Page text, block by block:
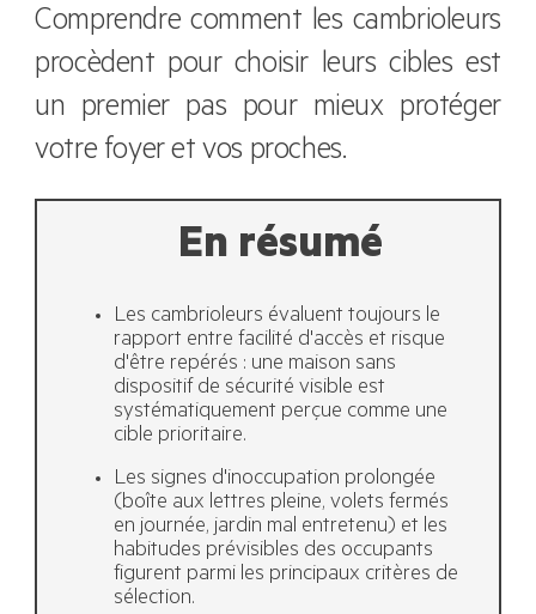
Comprendre comment les cambrioleurs
procèdent pour choisir leurs cibles est
un premier pas pour mieux protéger
votre foyer et vos proches.
En résumé
Les cambrioleurs évaluent toujours le
rapport entre facilité d'accès et risque
d'être repérés : une maison sans
dispositif de sécurité visible est
systématiquement perçue comme une
cible prioritaire.
Les signes d'inoccupation prolongée
(boîte aux lettres pleine, volets fermés
en journée, jardin mal entretenu) et les
habitudes prévisibles des occupants
figurent parmi les principaux critères de
sélection.